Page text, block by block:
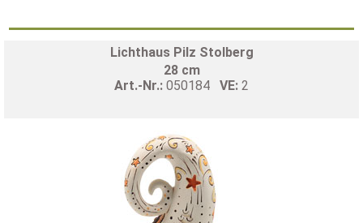
Lichthaus Pilz Stolberg
28 cm
Art.-Nr.: 050184 VE: 2